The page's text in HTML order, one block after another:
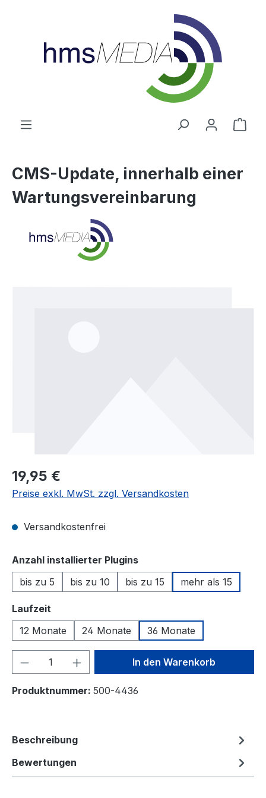
CMS-Update, innerhalb einer
Wartungsvereinbarung
19,95 €
Preise exkl. MwSt. zzgl. Versandkosten
Versandkostenfrei
Anzahl installierter Pluginsauswählen
bis zu 5
bis zu 10 bis zu 15 mehr als 15
Laufzeit
12 Monate
24 Monate 36 Monate
Produkt Anzahl: Gib denIn den Warenkorb
Produktnummer: 500-4436
Beschreibung
Bewertungen